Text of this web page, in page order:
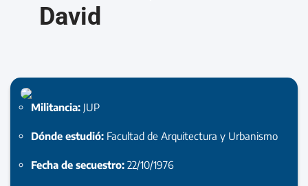
David
Militancia: JUP
Dónde estudió: Facultad de Arquitectura y Urbanismo
Fecha de secuestro: 22/10/1976